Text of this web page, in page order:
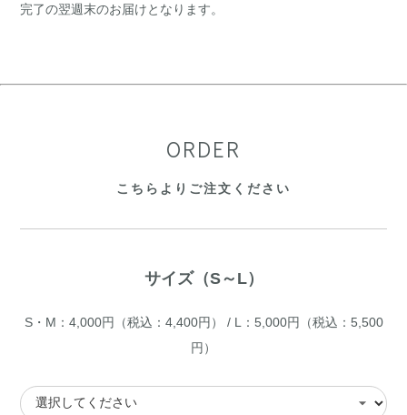
完了の翌週末のお届けとなります。
ORDER
こちらよりご注文ください
サイズ（S～L）
S・M：4,000円（税込：4,400円） / L：5,000円（税込：5,500
円）